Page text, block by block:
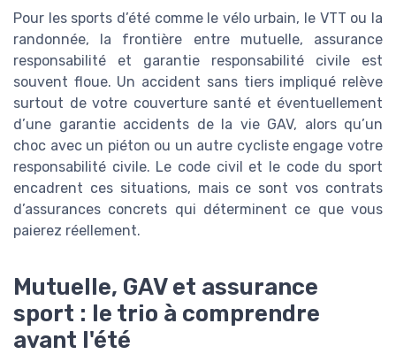
Pour les sports d’été comme le vélo urbain, le VTT ou la
randonnée, la frontière entre mutuelle, assurance
responsabilité et garantie responsabilité civile est
souvent floue. Un accident sans tiers impliqué relève
surtout de votre couverture santé et éventuellement
d’une garantie accidents de la vie GAV, alors qu’un
choc avec un piéton ou un autre cycliste engage votre
responsabilité civile. Le code civil et le code du sport
encadrent ces situations, mais ce sont vos contrats
d’assurances concrets qui déterminent ce que vous
paierez réellement.
Mutuelle, GAV et assurance
sport : le trio à comprendre
avant l'été